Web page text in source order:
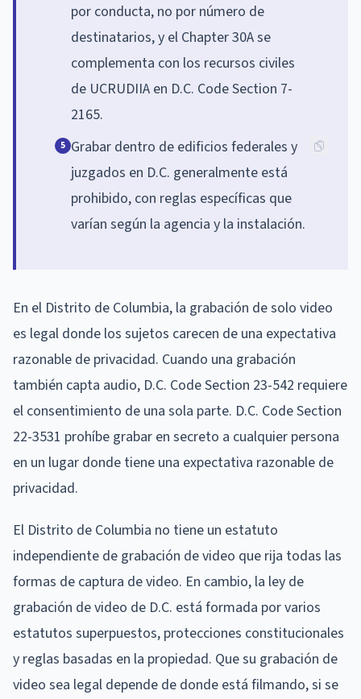
por conducta, no por número de
destinatarios, y el Chapter 30A se
complementa con los recursos civiles
de UCRUDIIA en D.C. Code Section 7-
2165.
5 Grabar dentro de edificios federales y
juzgados en D.C. generalmente está
prohibido, con reglas específicas que
varían según la agencia y la instalación.
En el Distrito de Columbia, la grabación de solo video
es legal donde los sujetos carecen de una expectativa
razonable de privacidad. Cuando una grabación
también capta audio, D.C. Code Section 23-542 requiere
el consentimiento de una sola parte. D.C. Code Section
22-3531 prohíbe grabar en secreto a cualquier persona
en un lugar donde tiene una expectativa razonable de
privacidad.
El Distrito de Columbia no tiene un estatuto
independiente de grabación de video que rija todas las
formas de captura de video. En cambio, la ley de
grabación de video de D.C. está formada por varios
estatutos superpuestos, protecciones constitucionales
y reglas basadas en la propiedad. Que su grabación de
video sea legal depende de donde está filmando, si se